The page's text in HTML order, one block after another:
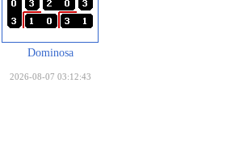
Dominosa
2026-08-07 03:12:43